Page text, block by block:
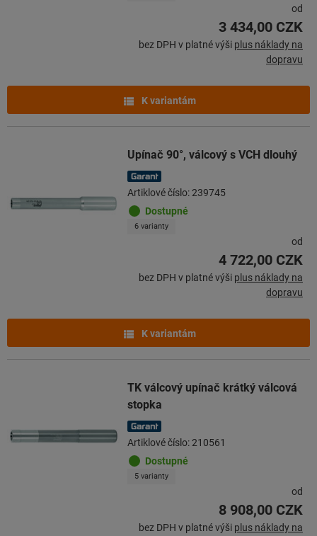
od
3 434,00 CZK
bez DPH v platné výši plus náklady na
dopravu
K variantám
Upínač 90°, válcový s VCH dlouhý
Artiklové číslo: 239745
Dostupné
6 varianty
od
4 722,00 CZK
bez DPH v platné výši plus náklady na
dopravu
K variantám
TK válcový upínač krátký válcová
stopka
Artiklové číslo: 210561
Dostupné
5 varianty
od
8 908,00 CZK
bez DPH v platné výši plus náklady na